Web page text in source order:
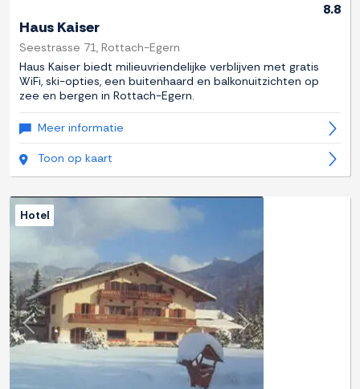
8.8
Haus Kaiser
Seestrasse 71, Rottach-Egern
Haus Kaiser biedt milieuvriendelijke verblijven met gratis
WiFi, ski-opties, een buitenhaard en balkonuitzichten op
zee en bergen in Rottach-Egern.
Meer informatie
Toon op kaart
Previous Next
Hotel